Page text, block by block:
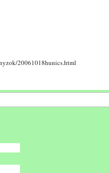
20061018hunics.html